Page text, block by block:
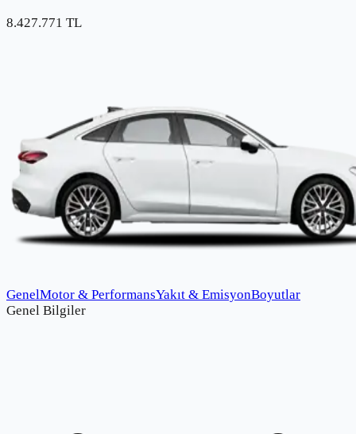
8.427.771 TL
GenelMotor & PerformansYakıt & EmisyonBoyutlar
Genel Bilgiler